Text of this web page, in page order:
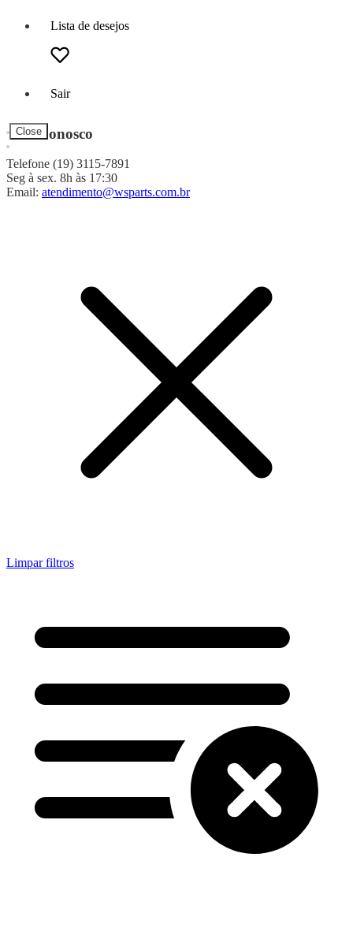
Lista de desejos
Sair
Close
Fale Conosco
Telefone (19) 3115-7891
Seg à sex. 8h às 17:30
Email: atendimento@wsparts.com.br
Limpar filtros